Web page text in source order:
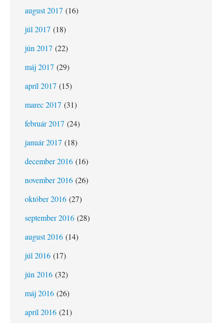
august 2017 (16)
júl 2017 (18)
jún 2017 (22)
máj 2017 (29)
apríl 2017 (15)
marec 2017 (31)
február 2017 (24)
január 2017 (18)
december 2016 (16)
november 2016 (26)
október 2016 (27)
september 2016 (28)
august 2016 (14)
júl 2016 (17)
jún 2016 (32)
máj 2016 (26)
apríl 2016 (21)